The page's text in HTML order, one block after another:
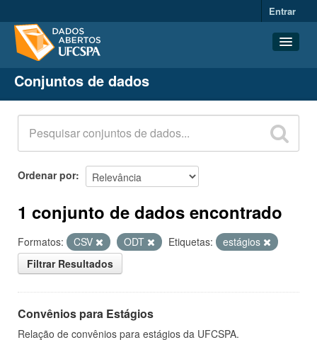
Entrar
Conjuntos de dados
Organizações
Grupos
Sobre
Conjuntos de dados
Ordenar por
1 conjunto de dados encontrado
Formatos: CSV ODT Etiquetas:
estágios
Filtrar Resultados
Convênios para Estágios
Relação de convênios para estágios da UFCSPA.